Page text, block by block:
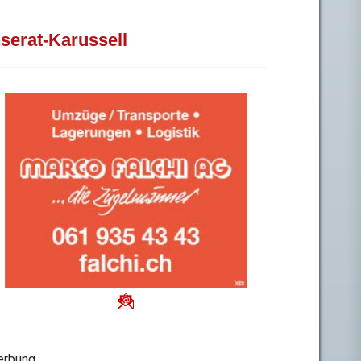
Karussell